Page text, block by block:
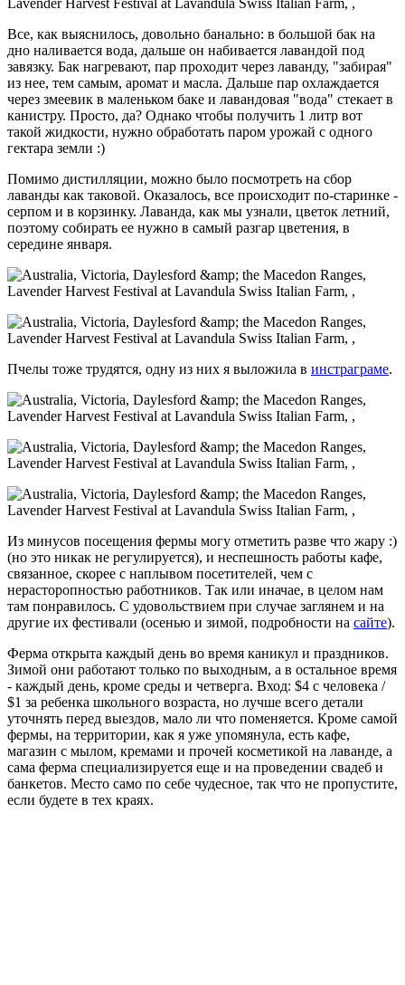
Все, как выяснилось, довольно банально: в большой бак на
дно наливается вода, дальше он набивается лавандой под
завязку. Бак нагревают, пар проходит через лаванду, "забирая"
из нее, тем самым, аромат и масла. Дальше пар охлаждается
через змеевик в маленьком баке и лавандовая "вода" стекает в
канистру. Просто, да? Однако чтобы получить 1 литр вот
такой жидкости, нужно обработать паром урожай с одного
гектара земли :)
Помимо дистилляции, можно было посмотреть на сбор
лаванды как таковой. Оказалось, все происходит по-старинке -
серпом и в корзинку. Лаванда, как мы узнали, цветок летний,
поэтому собирать ее нужно в самый разгар цветения, в
середине января.
Пчелы тоже трудятся, одну из них я выложила в инстраграме.
Из минусов посещения фермы могу отметить разве что жару :)
(но это никак не регулируется), и неспешность работы кафе,
связанное, скорее с наплывом посетителей, чем с
нерасторопностью работников. Так или иначае, в целом нам
там понравилось. С удовольствием при случае заглянем и на
другие их фестивали (осенью и зимой, подробности на сайте).
Ферма открыта каждый день во время каникул и праздников.
Зимой они работают только по выходным, а в остальное время
- каждый день, кроме среды и четверга. Вход: $4 с человека /
$1 за ребенка школьного возраста, но лучше всего детали
уточнять перед выездов, мало ли что поменяется. Кроме самой
фермы, на территории, как я уже упомянула, есть кафе,
магазин с мылом, кремами и прочей косметикой на лаванде, а
сама ферма специализируется еще и на проведении свадеб и
банкетов. Место само по себе чудесное, так что не пропустите,
если будете в тех краях.